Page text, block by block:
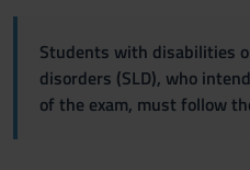
Students with disabilities
disorders (SLD), who
of the exam, must follow